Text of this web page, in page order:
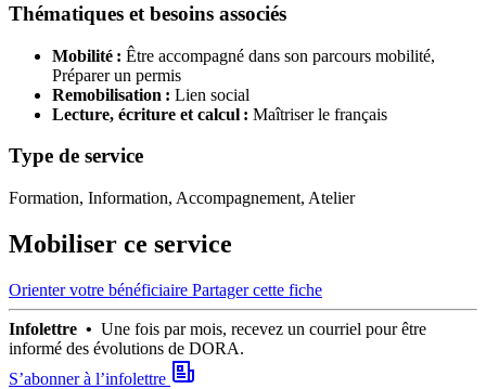
Thématiques et besoins associés
Mobilité : Être accompagné dans son parcours mobilité,
Préparer un permis
Remobilisation : Lien social
Lecture, écriture et calcul : Maîtriser le français
Type de service
Formation, Information, Accompagnement, Atelier
Mobiliser ce service
Orienter votre bénéficiaire Partager cette fiche
Infolettre • Une fois par mois, recevez un courriel pour être
informé des évolutions de DORA.
S’abonner à l’infolettre